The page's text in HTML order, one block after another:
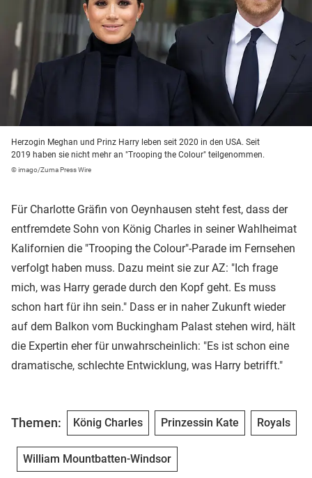
Herzogin Meghan und Prinz Harry leben seit 2020 in den USA. Seit
2019 haben sie nicht mehr an "Trooping the Colour" teilgenommen.
© imago/Zuma Press Wire
Für Charlotte Gräfin von Oeynhausen steht fest, dass der
entfremdete Sohn von König Charles in seiner Wahlheimat
Kalifornien die "Trooping the Colour"-Parade im Fernsehen
verfolgt haben muss. Dazu meint sie zur AZ: "Ich frage
mich, was Harry gerade durch den Kopf geht. Es muss
schon hart für ihn sein." Dass er in naher Zukunft wieder
auf dem Balkon vom Buckingham Palast stehen wird, hält
die Expertin eher für unwahrscheinlich: "Es ist schon eine
dramatische, schlechte Entwicklung, was Harry betrifft."
Themen: König Charles Prinzessin Kate Royals
William Mountbatten-Windsor